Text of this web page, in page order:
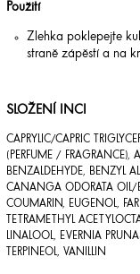
Použití
Zlehka poklepejte
straně zápěstí a na
SLOŽENÍ INCI
CAPRYLIC/CAPRIC
(PERFUME / FRAGRANCE),
BENZALDEHYDE, BENZYL
CANANGA ODORATA OIL/
COUMARIN, EUGENOL,
TETRAMETHYL
LINALOOL, EVERNIA
TERPINEOL, VANILLIN